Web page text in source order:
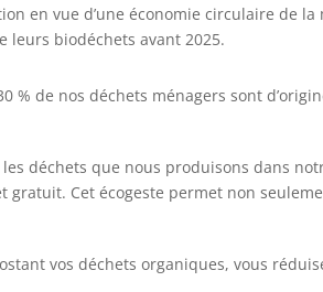
en vue d’une économie circulaire de
leurs biodéchets avant 2025.
% de nos déchets ménagers sont
déchets que nous produisons dans
gratuit. Cet écogeste permet non
vos déchets organiques, vous